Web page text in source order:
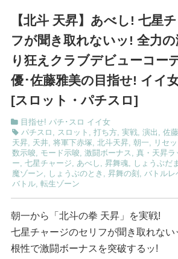
【北斗 天昇】あべし! 七星
フが聞き取れないッ! 全力
り狂えクラブデビューコー
優･佐藤雅美の目指せ! イイ
[スロット・パチスロ]
目指せ! パチ･スロ イイ女
パチスロ , スロット , 打ち方, 実戦, 演出 , 佐
天昇, 天井, 将軍下赤塚, 北斗天昇, 朝一, リセッ
数示唆, モード示唆, 激闘ボーナス , 真・天昇ラ
ー, 七星チャージ, あべし , 昇舞魂, しょうぶだま
魔ゾーン, しょうぶのとき , 昇舞の刻 , バトルレ
バトル, 転生ゾーン
朝一から「北斗の拳 天昇」を実戦!
七星チャージのセリフが聞き取れない
根性で激闘ボーナスを突破するッ!